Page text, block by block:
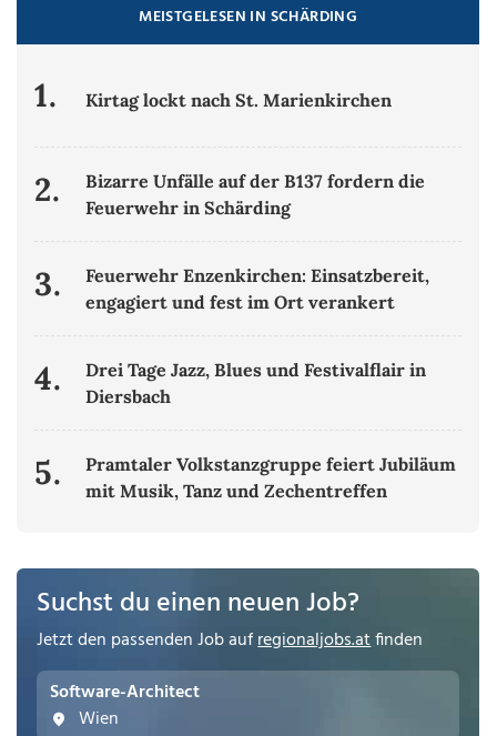
MEISTGELESEN IN SCHÄRDING
1. Kirtag lockt nach St. Marienkirchen
2.
Bizarre Unfälle auf der B137 fordern die
Feuerwehr in Schärding
3.
Feuerwehr Enzenkirchen: Einsatzbereit,
engagiert und fest im Ort verankert
4.
Drei Tage Jazz, Blues und Festivalflair in
Diersbach
5.
Pramtaler Volkstanzgruppe feiert Jubiläum
mit Musik, Tanz und Zechentreffen
Suchst du einen neuen Job?
Jetzt den passenden Job aufregionaljobs.atfinden
Software-Architect
Wien